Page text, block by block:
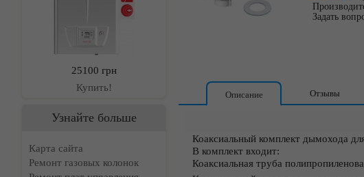
25100 грн
Купить!
Узнайте больше
Карта сайта
Ремонт газовых колонок
Задать
Описание Отзывы
Коаксиальный комплект дымохода
В комплект входит:
Коаксиальная труба